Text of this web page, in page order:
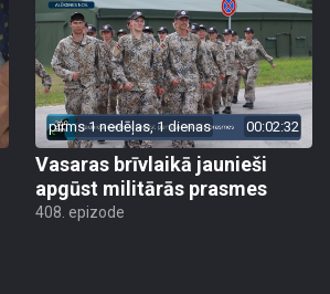
pirms 1 nedēļas, 1 dienas 00:02:32
Vasaras brīvlaikā jaunieši
apgūst militārās prasmes
408. epizode